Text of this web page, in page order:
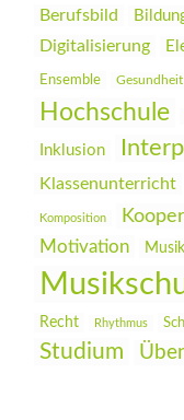
Berufsbild
Digitalisierung
Ensemble Gesundheit
Hochschule
Inklusion
Klassenunterricht
Komposition
Motivation
Recht Rhythmus
Studium